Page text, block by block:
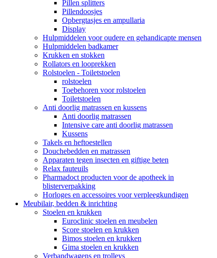
Pillen splitters
Pillendoosjes
Opbergtasjes en ampullaria
Display
Hulpmiddelen voor oudere en gehandicapte mensen
Hulpmiddelen badkamer
Krukken en stokken
Rollators en looprekken
Rolstoelen - Toiletstoelen
rolstoelen
Toebehoren voor rolstoelen
Toiletstoelen
Anti doorlig matrassen en kussens
Anti doorlig matrassen
Intensive care anti doorlig matrassen
Kussens
Takels en heftoestellen
Douchebedden en matrassen
Apparaten tegen insecten en giftige beten
Relax fauteuils
Pharmadoct producten voor de apotheek in
blisterverpakking
Horloges en accessoires voor verpleegkundigen
Meubilair, bedden & inrichting
Stoelen en krukken
Euroclinic stoelen en meubelen
Score stoelen en krukken
Bimos stoelen en krukken
Gima stoelen en krukken
Verbandwagens en trolleys